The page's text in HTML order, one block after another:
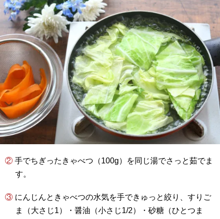
② 手でちぎったきゃべつ（100g）を同じ湯でさっと茹でま
す。
③ にんじんときゃべつの水気を手できゅっと絞り、すりご
ま（大さじ1）・醤油（小さじ1/2）・砂糖（ひとつま